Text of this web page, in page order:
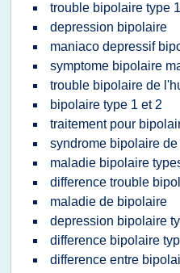
trouble bipolaire type
depression bipolaire
maniaco depressif
symptome bipolaire
trouble bipolaire de
bipolaire type 1 et 2
traitement pour
syndrome bipolaire de
maladie bipolaire
difference trouble
maladie de bipolaire
depression bipolaire
difference bipolaire
difference entre